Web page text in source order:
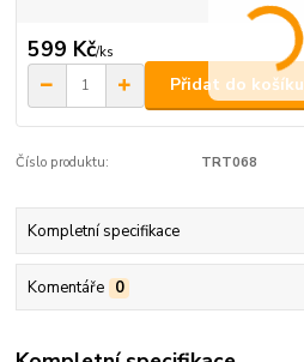
599 Kč/ks
Přidat do košíku
Číslo produktu: TRT068
Kompletní specifikace
Komentáře 0